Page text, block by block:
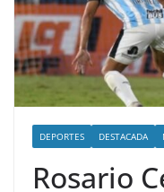
DEPORTES DESTACADA
Rosario